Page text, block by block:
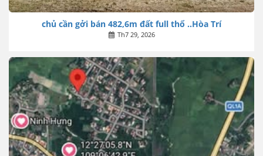
chủ cần gởi bán 482,6m đất full thổ ..Hòa Trí
Th7 29, 2026